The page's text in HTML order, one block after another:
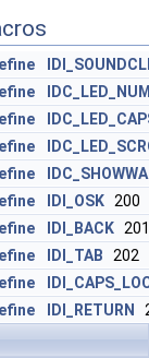
IDI_OSK 200
IDI_BACK 201
IDI_TAB 202
IDI_RETURN